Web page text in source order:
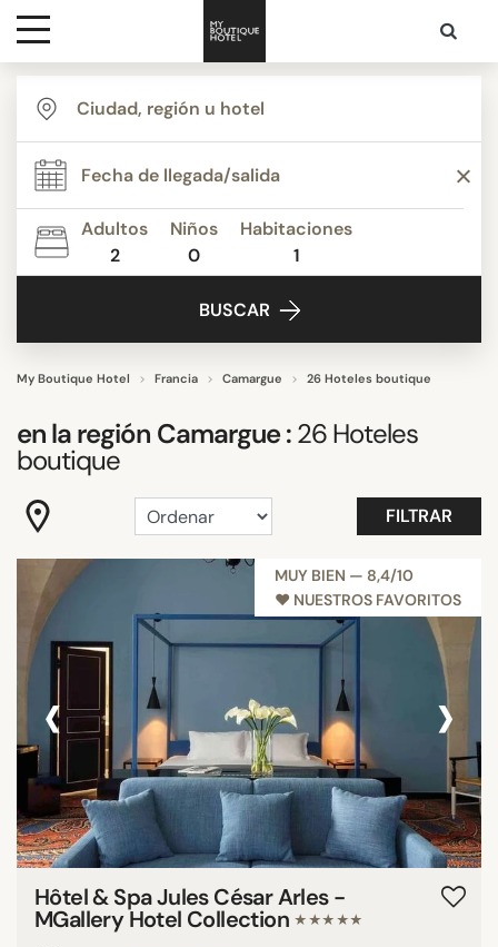
Destinos
Inspiración
Contacto
Adultos
2
Niños
0
Habitaciones
1
BUSCAR
My Boutique Hotel Francia Camargue 26 Hoteles boutique
en la región Camargue:26Hoteles
boutique
FILTRAR
ESTILO
Alojamiento y desayuno
Apartamentos
Boutique Hotels de Lujo
Budget Hotels
Casas de Vacaciones
Hostales y Albergues
Hoteles boutique
Frente a la playa
Habitaciones con vistas
Románticos
Mostrar más
SERVICIOS
Azotea
Balcones
Gimnasio
Habitación familiar
Piscina
Playa privada
MUY BIEN — 8,4/10
♥︎ NUESTROS FAVORITOS
‹ ›
Hôtel & Spa Jules César Arles -
MGallery Hotel Collection ★★★★★